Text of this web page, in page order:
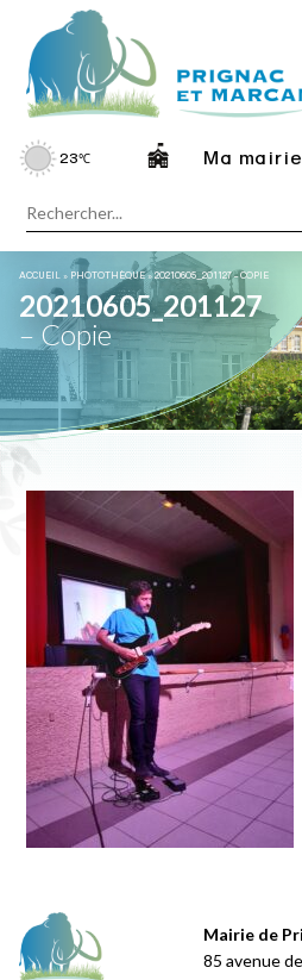
23℃ Ma mairie
ACCUEIL » PHOTOTHÈQUE»20210605_201127 – COPIE
20210605_201127
– Copie
Mairie de
85 avenue